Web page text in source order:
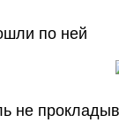
по ней
не